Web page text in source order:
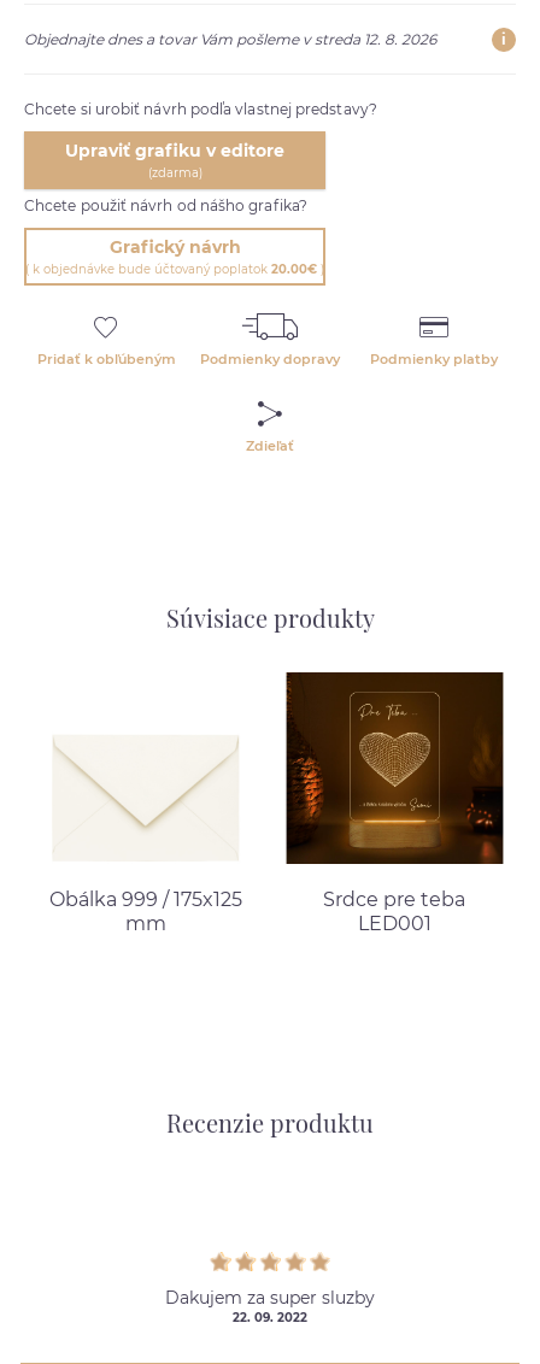
Objednajte dnes a tovar Vám pošleme v streda 12. 8. 2026 i
Chcete si urobiť návrh podľa vlastnej predstavy?
Upraviť grafiku v editore
(zdarma)
Chcete použiť návrh od nášho grafika?
Grafický návrh
( k objednávke bude účtovaný poplatok 20.00€ )
Pridať k obľúbeným Podmienky dopravy Podmienky platby
Zdieľať
Súvisiace produkty
Obálka 999 / 175x125
mm
Srdce pre teba
LED001
Recenzie produktu
Dakujem za super sluzby
22. 09. 2022